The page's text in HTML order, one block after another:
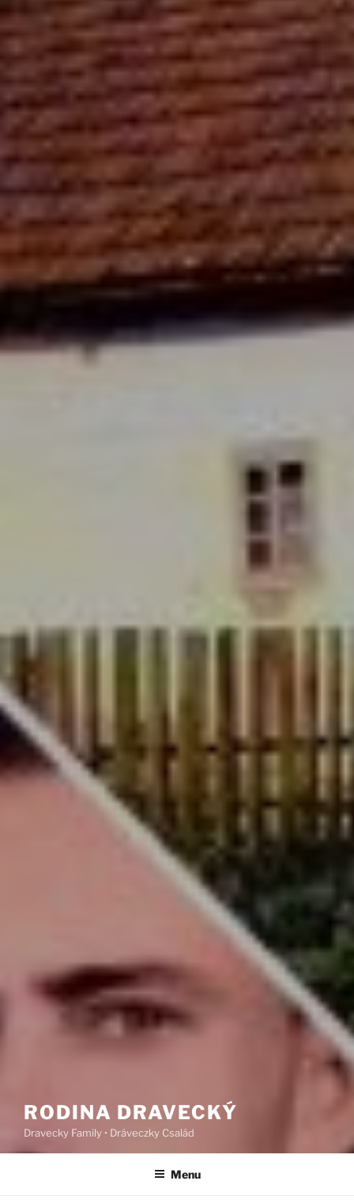
RODINA DRAVECKÝ
Dravecky Family • Dráveczky Család
Menu